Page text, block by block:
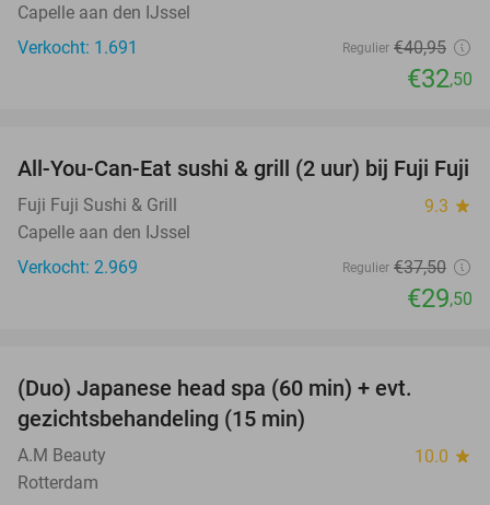
Capelle aan den IJssel
Verkocht: 1.691
Regulier €40,95
€32,50
21%
All-You-Can-Eat sushi & grill (2 uur) bij Fuji Fuji
Fuji Fuji Sushi & Grill 9.3 star
Capelle aan den IJssel
Verkocht: 2.969
Regulier €37,50
€29,50
(Duo) Japanese head spa (60 min) + evt.
gezichtsbehandeling (15 min)
A.M Beauty 10.0 star
Rotterdam